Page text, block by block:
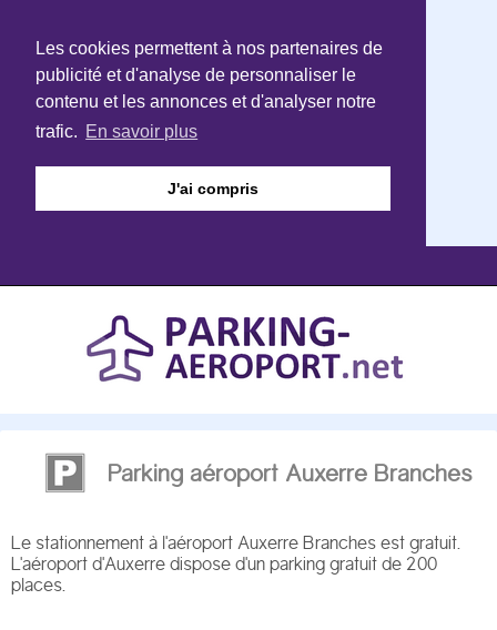
Les cookies permettent à nos partenaires de
publicité et d'analyse de personnaliser le
contenu et les annonces et d'analyser notre
trafic. En savoir plus
J'ai compris
Parking aéroport Auxerre Branches
Le stationnement à l'aéroport Auxerre Branches est gratuit.
L'aéroport d'Auxerre dispose d'un parking gratuit de 200
places.